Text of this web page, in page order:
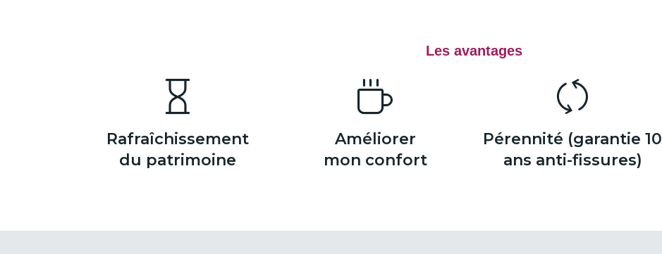
Les avantages
Rafraîchissement
du patrimoine
Améliorer
mon confort
Pérennité (garantie 10
ans anti-fissures)